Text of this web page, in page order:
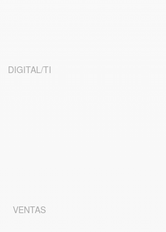
DIGITAL/TI
VENTAS